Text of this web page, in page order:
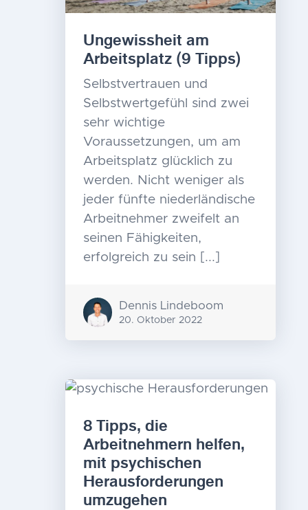
Ungewissheit am
Arbeitsplatz (9 Tipps)
Selbstvertrauen und
Selbstwertgefühl sind zwei
sehr wichtige
Voraussetzungen, um am
Arbeitsplatz glücklich zu
werden. Nicht weniger als
jeder fünfte niederländische
Arbeitnehmer zweifelt an
seinen Fähigkeiten,
erfolgreich zu sein [...]
Dennis Lindeboom
20. Oktober 2022
8 Tipps, die
Arbeitnehmern helfen,
mit psychischen
Herausforderungen
umzugehen